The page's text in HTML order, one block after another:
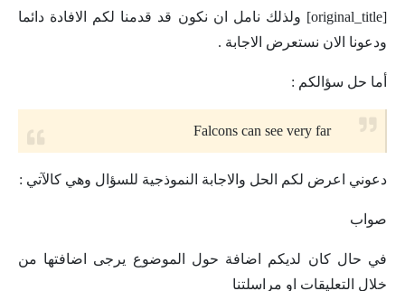
[original_title] ولذلك نامل ان نكون قد قدمنا لكم الافادة دائما
ودعونا الان نستعرض الاجابة .
أما حل سؤالكم :
Falcons can see very far
دعوني اعرض لكم الحل والاجابة النموذجية للسؤال وهي كالآتي :
صواب
في حال كان لديكم اضافة حول الموضوع يرجى اضافتها من
خلال التعليقات او مراسلتنا